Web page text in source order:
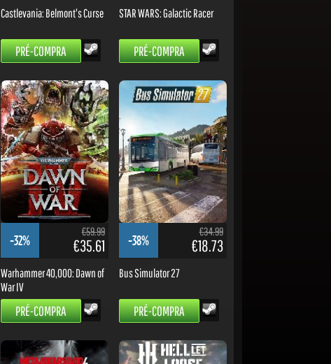
Castlevania: Belmont's Curse
PRÉ-COMPRA
STAR WARS: Galactic Racer
PRÉ-COMPRA
-32%
€59.99
€35.61
Warhammer 40,000: Dawn of
War IV
PRÉ-COMPRA
-38%
€34.99
€18.73
Bus Simulator 27
PRÉ-COMPRA